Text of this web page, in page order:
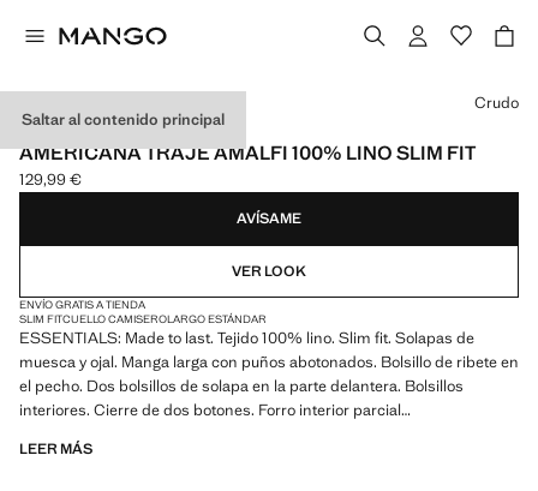
Saltar al contenido principal
ESSENTIALS
AMERICANA TRAJE AMALFI 100% LINO SLIM FIT
Precio actual [129,99 € ]
129,99 €
Selecciona un color
Crudo
AVÍSAME
VER LOOK
ENVÍO GRATIS A TIENDA
SLIM FITCUELLO CAMISEROLARGO ESTÁNDAR
ESSENTIALS: Made to last. Tejido 100% lino. Slim fit. Solapas de
muesca y ojal. Manga larga con puños abotonados. Bolsillo de ribete en
el pecho. Dos bolsillos de solapa en la parte delantera. Bolsillos
interiores. Cierre de dos botones. Forro interior parcial
ESSENTIALS: Made to last. Hemos reforzado nuestras exigencias de
LEER MÁS